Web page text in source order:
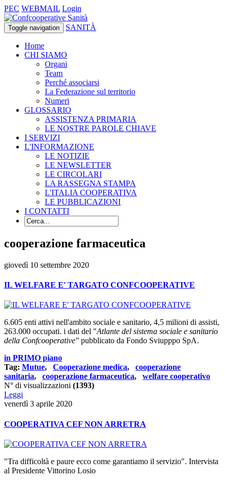
PEC WEBMAIL Login
Toggle navigation SANITÀ
Home
CHI SIAMO
Organi
Team
Perché associarsi
La Federazione sul territorio
Numeri
GLOSSARIO
ASSISTENZA PRIMARIA
LE NOSTRE PAROLE CHIAVE
I SERVIZI
L'INFORMAZIONE
LE NOTIZIE
LE NEWSLETTER
LE CIRCOLARI
LA RASSEGNA STAMPA
L'ITALIA COOPERATIVA
LE PUBBLICAZIONI
I CONTATTI
cooperazione farmaceutica
giovedì 10 settembre 2020
IL WELFARE E' TARGATO CONFCOOPERATIVE
6.605 enti attivi nell'ambito sociale e sanitario, 4,5 milioni di assisti,
263.000 occupati. i dati del "Atlante del sistema sociale e sanitario
della Confcooperative" pubblicato da Fondo Sviupppo SpA.
in PRIMO piano
Tag: Mutue, Cooperazione medica, cooperazione
sanitaria, cooperazione farmaceutica, welfare cooperativo
N° di visualizzazioni (1393)
Leggi
venerdì 3 aprile 2020
COOPERATIVA CEF NON ARRETRA
"Tra difficoltà e paure ecco come garantiamo il servizio". Intervista
al Presidente Vittorino Losio